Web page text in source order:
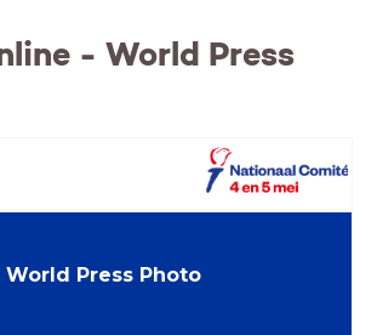
- World Press
World Press Photo